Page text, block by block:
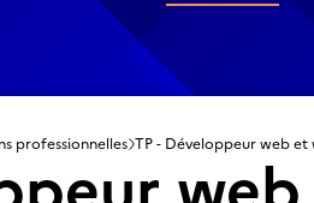
professionnelles TP - Développeur web